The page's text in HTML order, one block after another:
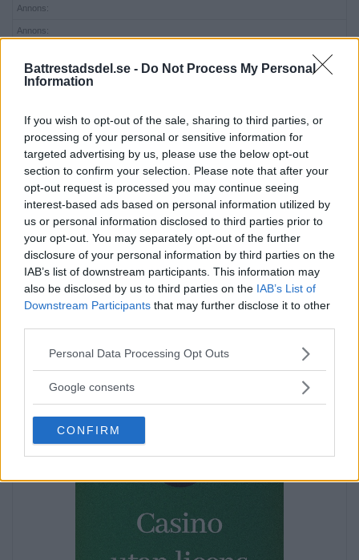
Battrestadsdel.se - Do Not Process My Personal
Information
If you wish to opt-out of the sale, sharing to third parties, or
processing of your personal or sensitive information for
targeted advertising by us, please use the below opt-out
section to confirm your selection. Please note that after your
opt-out request is processed you may continue seeing
interest-based ads based on personal information utilized by
us or personal information disclosed to third parties prior to
your opt-out. You may separately opt-out of the further
disclosure of your personal information by third parties on the
IAB’s list of downstream participants. This information may
also be disclosed by us to third parties on the IAB’s List of
Downstream Participants that may further disclose it to other
Please note that this website/app uses one or more Google
not limited to your visit or usage behaviour. You may click to
use your data for below specified purposes in below Google
consent section.
Personal Data Processing Opt Outs
Google consents
CONFIRM
Annons:
Annons: